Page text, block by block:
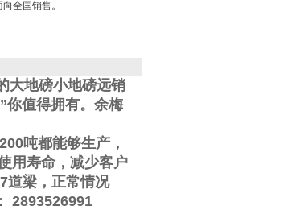
全国销售。
大地磅小地磅远销
值得拥有。 余梅
吨都能够生产，
用寿命，减少客户
7道梁，正常情况
： 2893526991